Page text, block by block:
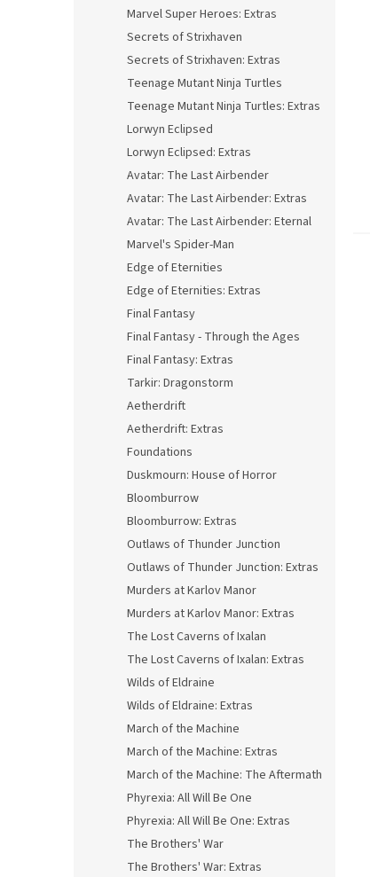
Marvel Super Heroes: Extras
Secrets of Strixhaven
Secrets of Strixhaven: Extras
Teenage Mutant Ninja Turtles
Teenage Mutant Ninja Turtles: Extras
Lorwyn Eclipsed
Lorwyn Eclipsed: Extras
Avatar: The Last Airbender
Avatar: The Last Airbender: Extras
Avatar: The Last Airbender: Eternal
Marvel's Spider-Man
Edge of Eternities
Edge of Eternities: Extras
Final Fantasy
Final Fantasy - Through the Ages
Final Fantasy: Extras
Tarkir: Dragonstorm
Aetherdrift
Aetherdrift: Extras
Foundations
Duskmourn: House of Horror
Bloomburrow
Bloomburrow: Extras
Outlaws of Thunder Junction
Outlaws of Thunder Junction: Extras
Murders at Karlov Manor
Murders at Karlov Manor: Extras
The Lost Caverns of Ixalan
The Lost Caverns of Ixalan: Extras
Wilds of Eldraine
Wilds of Eldraine: Extras
March of the Machine
March of the Machine: Extras
March of the Machine: The Aftermath
Phyrexia: All Will Be One
Phyrexia: All Will Be One: Extras
The Brothers' War
The Brothers' War: Extras